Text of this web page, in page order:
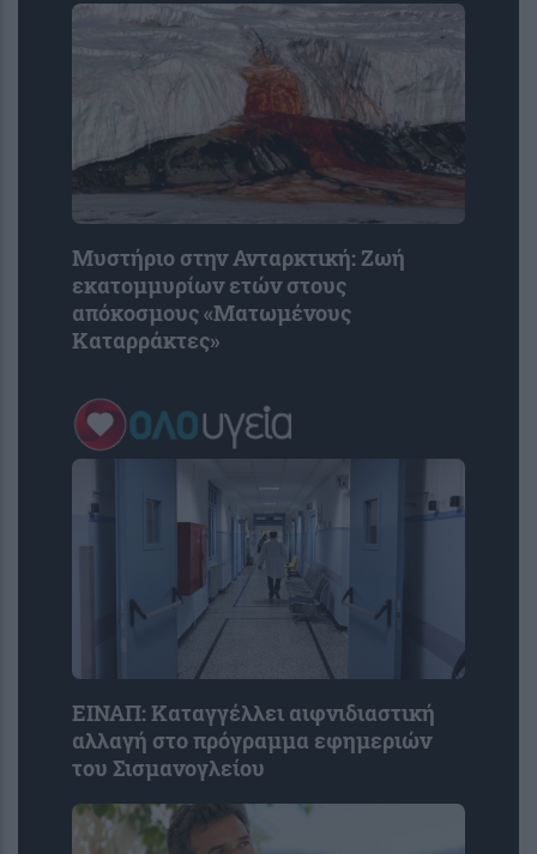
Μυστήριο στην Ανταρκτική: Ζωή
εκατομμυρίων ετών στους
απόκοσμους «Ματωμένους
Καταρράκτες»
ΕΙΝΑΠ: Καταγγέλλει αιφνιδιαστική
αλλαγή στο πρόγραμμα εφημεριών
του Σισμανογλείου